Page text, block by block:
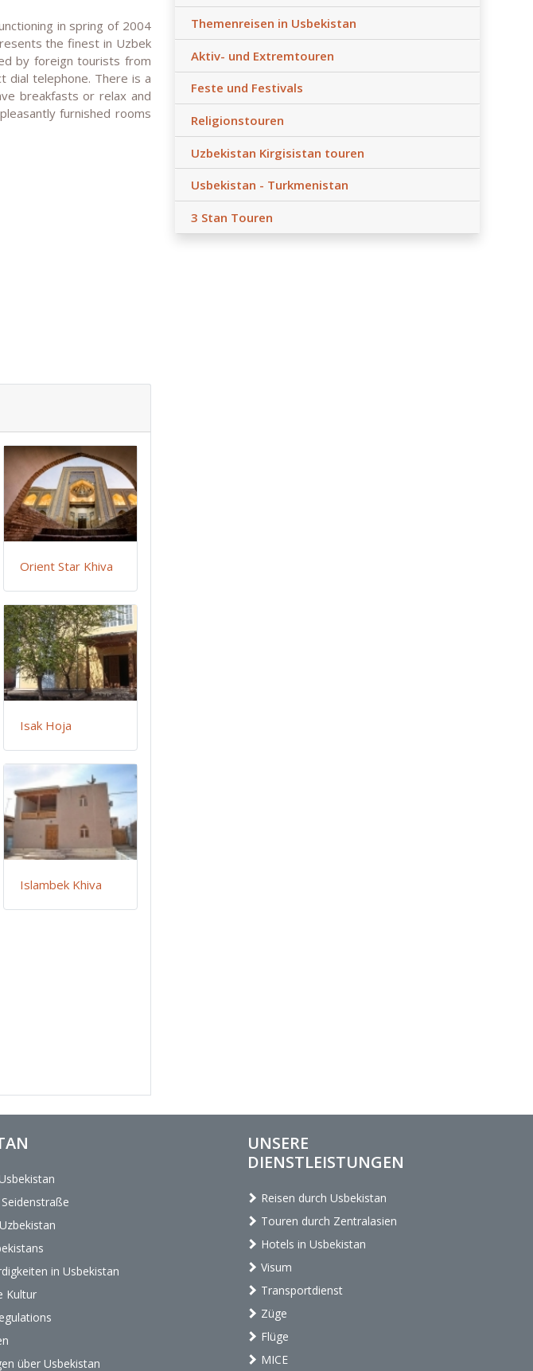
in spring of 2004
the finest in Uzbek
by foreign tourists from
dial telephone. There is a
breakfasts or relax and
furnished rooms
Orient Star Khiva
Isak Hoja
Islambek Khiva
Themenreisen in Usbekistan
Aktiv- und Extremtouren
Feste und Festivals
Religionstouren
Uzbekistan Kirgisistan touren
Usbekistan - Turkmenistan
3 Stan Touren
in Usbekistan
Kultur
über Usbekistan
UNSERE
DIENSTLEISTUNGEN
Reisen durch Usbekistan
Touren durch Zentralasien
Hotels in Usbekistan
Visum
Transportdienst
Züge
Flüge
MICE